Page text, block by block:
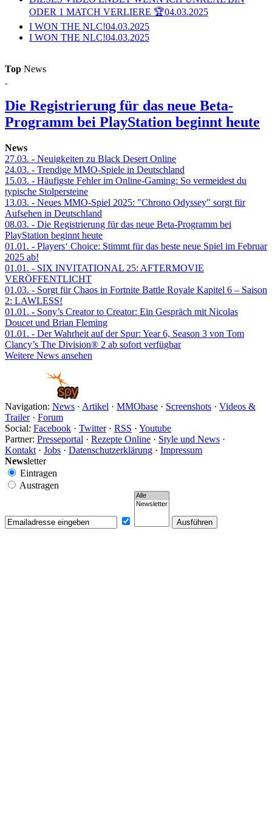
ODER 1 MATCH VERLIERE 🏆04.03.2025
I WON THE NLC!04.03.2025
I WON THE NLC!04.03.2025
Top News
Die Registrierung für das neue Beta-
Programm bei PlayStation beginnt heute
News
27.03. - Neuigkeiten zu Black Desert Online
24.03. - Trendige MMO-Spiele in Deutschland
15.03. - Häufigste Fehler im Online-Gaming: So vermeidest du
typische Stolpersteine
13.03. - Neues MMO-Spiel 2025: "Chrono Odyssey" sorgt für
Aufsehen in Deutschland
08.03. - Die Registrierung für das neue Beta-Programm bei
PlayStation beginnt heute
01.01. - Players‘ Choice: Stimmt für das beste neue Spiel im Februar
2025 ab!
01.01. - SIX INVITATIONAL 25: AFTERMOVIE
VERÖFFENTLICHT
01.03. - Sorgt für Chaos in Fortnite Battle Royale Kapitel 6 – Saison
2: LAWLESS!
01.01. - Sony’s Creator to Creator: Ein Gespräch mit Nicolas
Doucet und Brian Fleming
01.01. - Der Wahrheit auf der Spur: Year 6, Season 3 von Tom
Clancy’s The Division® 2 ab sofort verfügbar
Weitere News ansehen
Navigation: News · Artikel · MMObase · Screenshots · Videos &
Trailer· Forum
Social: Facebook · Twitter· RSS · Youtube
Partner: Presseportal · Rezepte Online · Style und News ·
Kontakt · Jobs · Datenschutzerklärung · Impressum
Newsletter
Eintragen
Austragen